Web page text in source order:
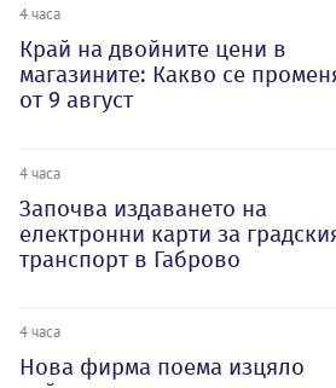
4 часа
Край на двойните цени в
магазините: Какво се
от 9 август
4 часа
Започва издаването на
електронни карти за
транспорт в Габрово
4 часа
Нова фирма поема изцяло